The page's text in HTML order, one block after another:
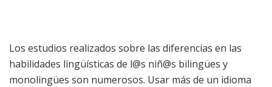
Los estudios realizados sobre las diferencias en las
habilidades lingüísticas de l@s niñ@s bilingües y
monolingües son numerosos. Usar más de un idioma